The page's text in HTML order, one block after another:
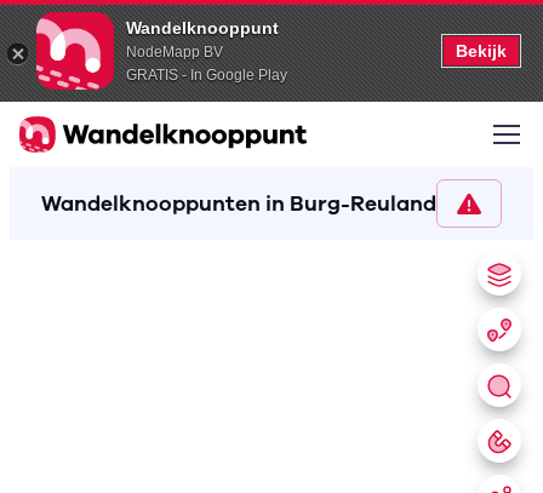
Wandelknooppunt
NodeMapp BV
GRATIS - In Google Play
Bekijk
Wandelknooppunten in Burg-Reuland